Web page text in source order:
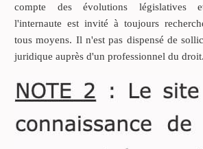
Légifrance), un
chevaux de selle
dirigeant de
acquis de M et
poney pour la
compte des évolutions législatives
l'internaute est invité à toujours
tous moyens. Il n'est pas dispensé de
juridique auprès d'un professionnel du droit.